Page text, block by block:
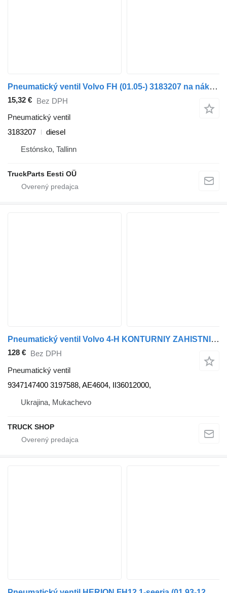
Pneumatický ventil Volvo FH (01.05-) 3183207 na nákladného auta Volvo FH12, FH16, NH12, FH, VNL780 (1993-2014)
15,32 € Bez DPH
Pneumatický ventil
3183207
diesel
Estónsko, Tallinn
TruckParts Eesti OÜ
Pneumatický ventil Volvo 4-H KONTURNIY ZAHISTNIY WABCO 9347147400 na nákladného auta Volvo FM, FH, FH12, FH16 08.93-
128 € Bez DPH
Pneumatický ventil
9347147400 3197588, AE4604, II36012000,
Ukrajina, Mukachevo
TRUCK SHOP